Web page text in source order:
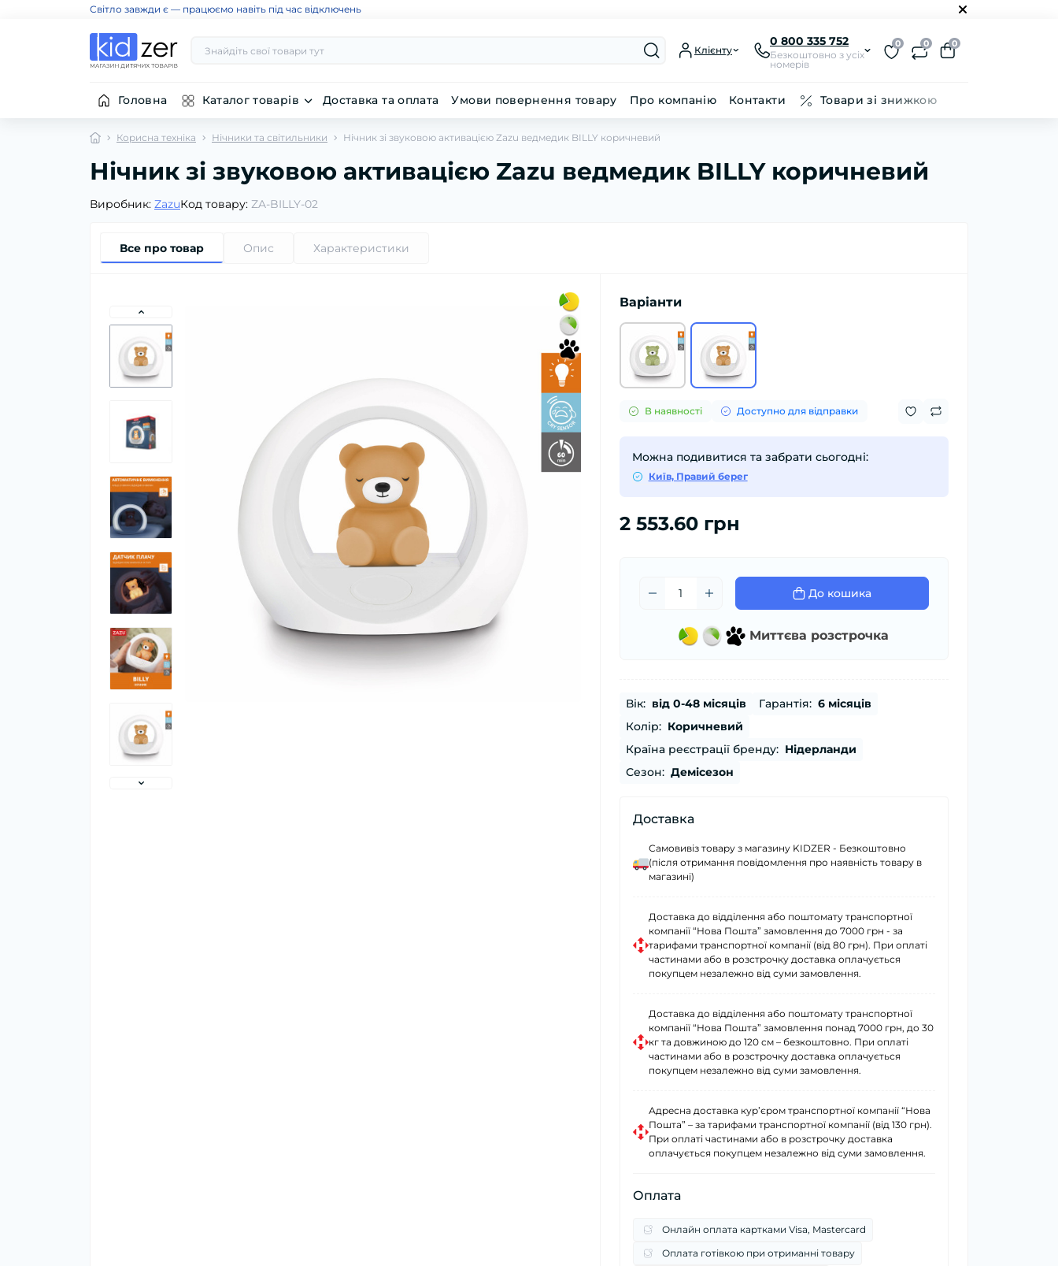
Світло завжди є — працюємо навіть під час відключень
Клієнту
0 800 335 752
Безкоштовно з усіх
номерів
0 0 0
Головна Каталог товарів Доставка та оплата Умови повернення товару Про компанію Контакти Товари зі знижкою
Корисна техніка Нічники та світильники Нічник зі звуковою активацією Zazu ведмедик BILLY коричневий
Нічник зі звуковою активацією Zazu ведмедик BILLY коричневий
Виробник: ZazuКод товару: ZA-BILLY-02
Все про товар Опис Характеристики
Варіанти
В наявності Доступно для відправки
Можна подивитися та забрати сьогодні:
Київ, Правий берег
2 553.60 грн
До кошика
Миттєва розстрочка
Вік: від 0-48 місяців Гарантія: 6 місяців
Колір: Коричневий
Країна реєстрації бренду: Нідерланди
Сезон: Демісезон
Доставка
Самовивіз товару з магазину KIDZER - Безкоштовно
(після отримання повідомлення про наявність товару в
магазині)
Доставка до відділення або поштомату транспортної
компанії “Нова Пошта” замовлення до 7000 грн - за
тарифами транспортної компанії (від 80 грн). При оплаті
частинами або в розстрочку доставка оплачується
покупцем незалежно від суми замовлення.
Доставка до відділення або поштомату транспортної
компанії “Нова Пошта” замовлення понад 7000 грн, до 30
кг та довжиною до 120 см – безкоштовно. При оплаті
частинами або в розстрочку доставка оплачується
покупцем незалежно від суми замовлення.
Адресна доставка курʼєром транспортної компанії “Нова
Пошта” – за тарифами транспортної компанії (від 130 грн).
При оплаті частинами або в розстрочку доставка
оплачується покупцем незалежно від суми замовлення.
Оплата
Онлайн оплата картками Visa, Mastercard
Оплата готівкою при отриманні товару